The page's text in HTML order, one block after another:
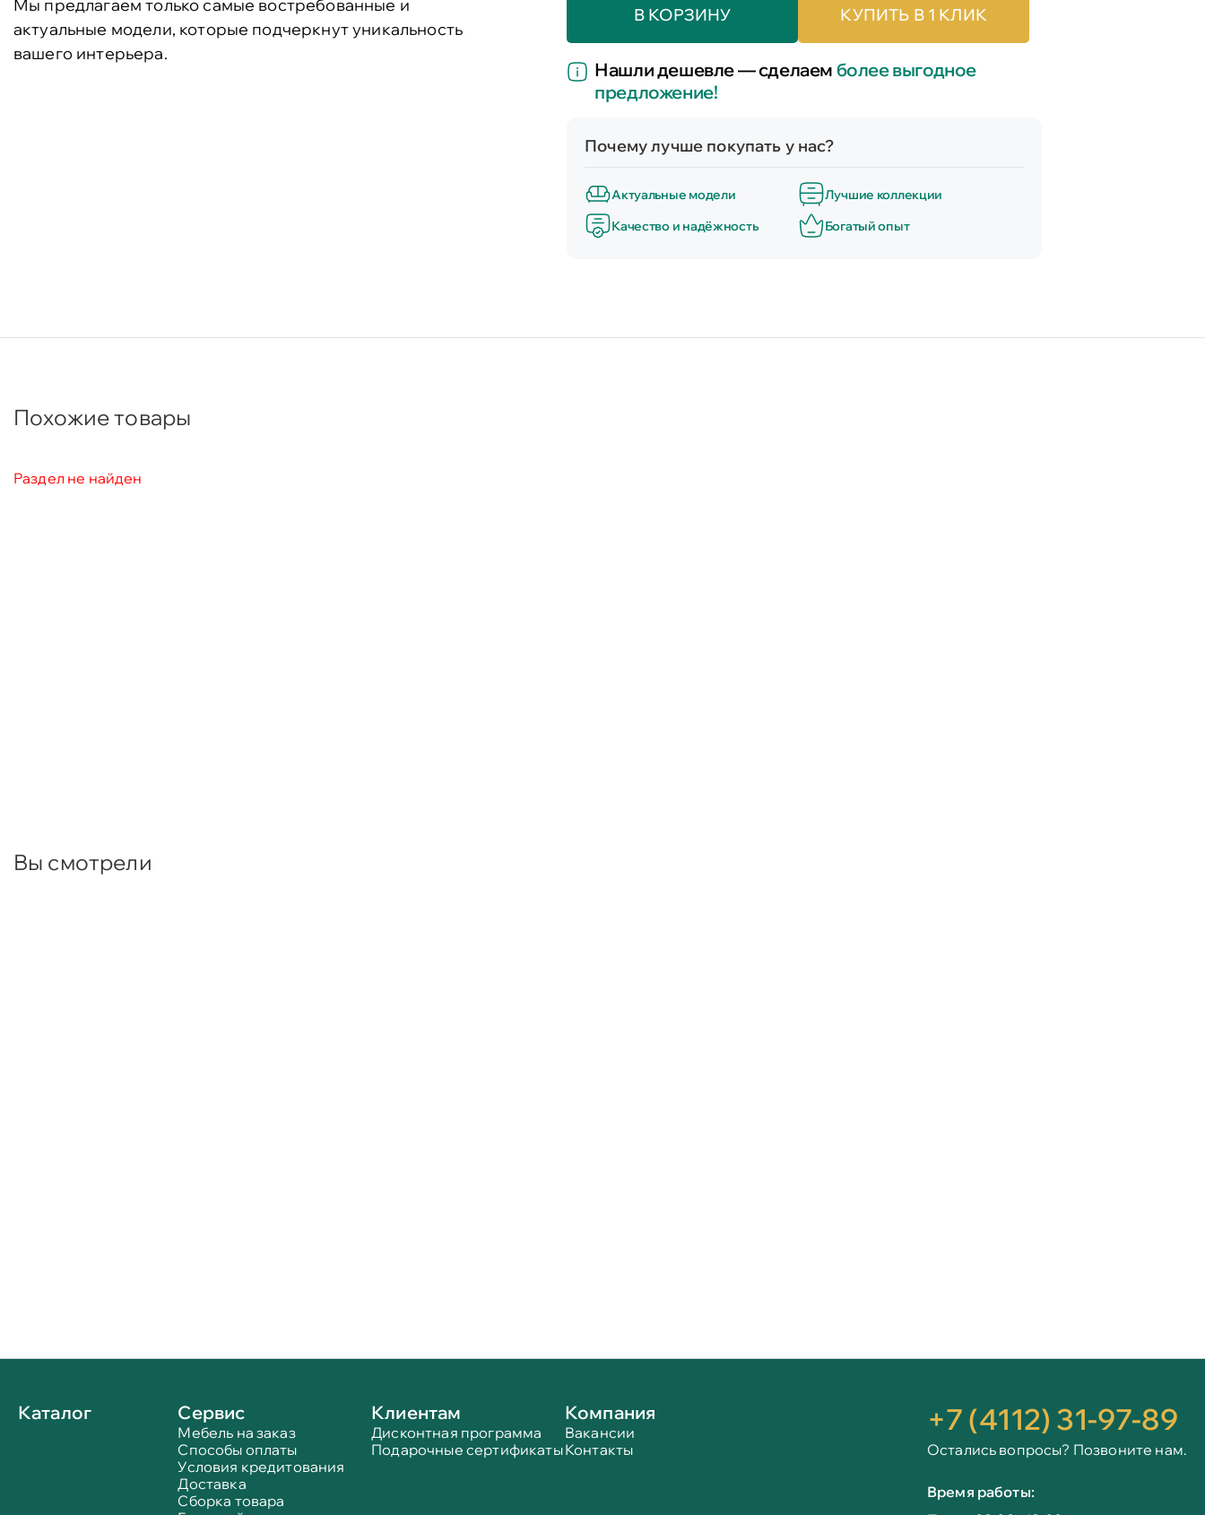
Мы предлагаем только самые востребованные и
актуальные модели, которые подчеркнут уникальность
вашего интерьера.
В КОРЗИНУ КУПИТЬ В 1 КЛИК
Нашли дешевле — сделаем более выгодное
предложение!
Почему лучше покупать у нас?
Актуальные модели
Лучшие коллекции
Качество и надёжность
Богатый опыт
Похожие товары
Раздел не найден
Вы смотрели
Каталог Сервис
Мебель на заказ
Способы оплаты
Условия кредитования
Доставка
Сборка товара
Клиентам
Дисконтная программа
Подарочные сертификаты
Компания
Вакансии
Контакты
+7 (4112) 31-97-89
Остались вопросы? Позвоните нам.
Время работы: